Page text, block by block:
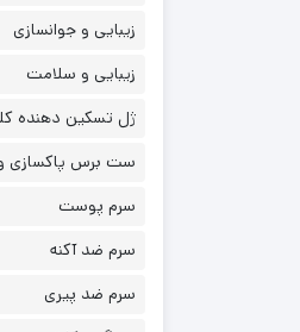
زیبایی و جوانسازی
زیبایی و سلامت
ژل تسکین دهنده
ست برس پاکسازی و
سرم پوست
سرم ضد آکنه
سرم ضد پیری